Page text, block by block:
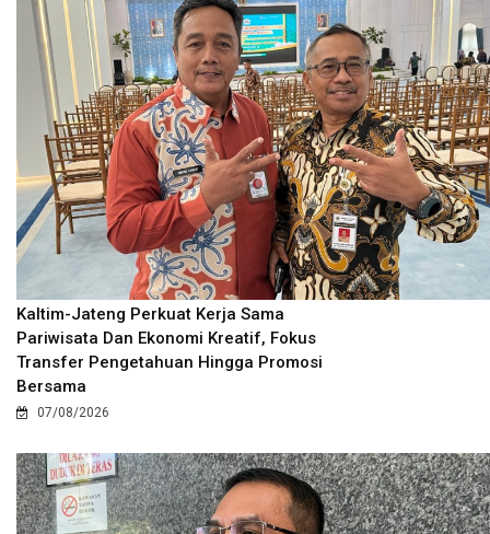
Kaltim-Jateng Perkuat Kerja Sama
Pariwisata Dan Ekonomi Kreatif, Fokus
Transfer Pengetahuan Hingga Promosi
Bersama
07/08/2026